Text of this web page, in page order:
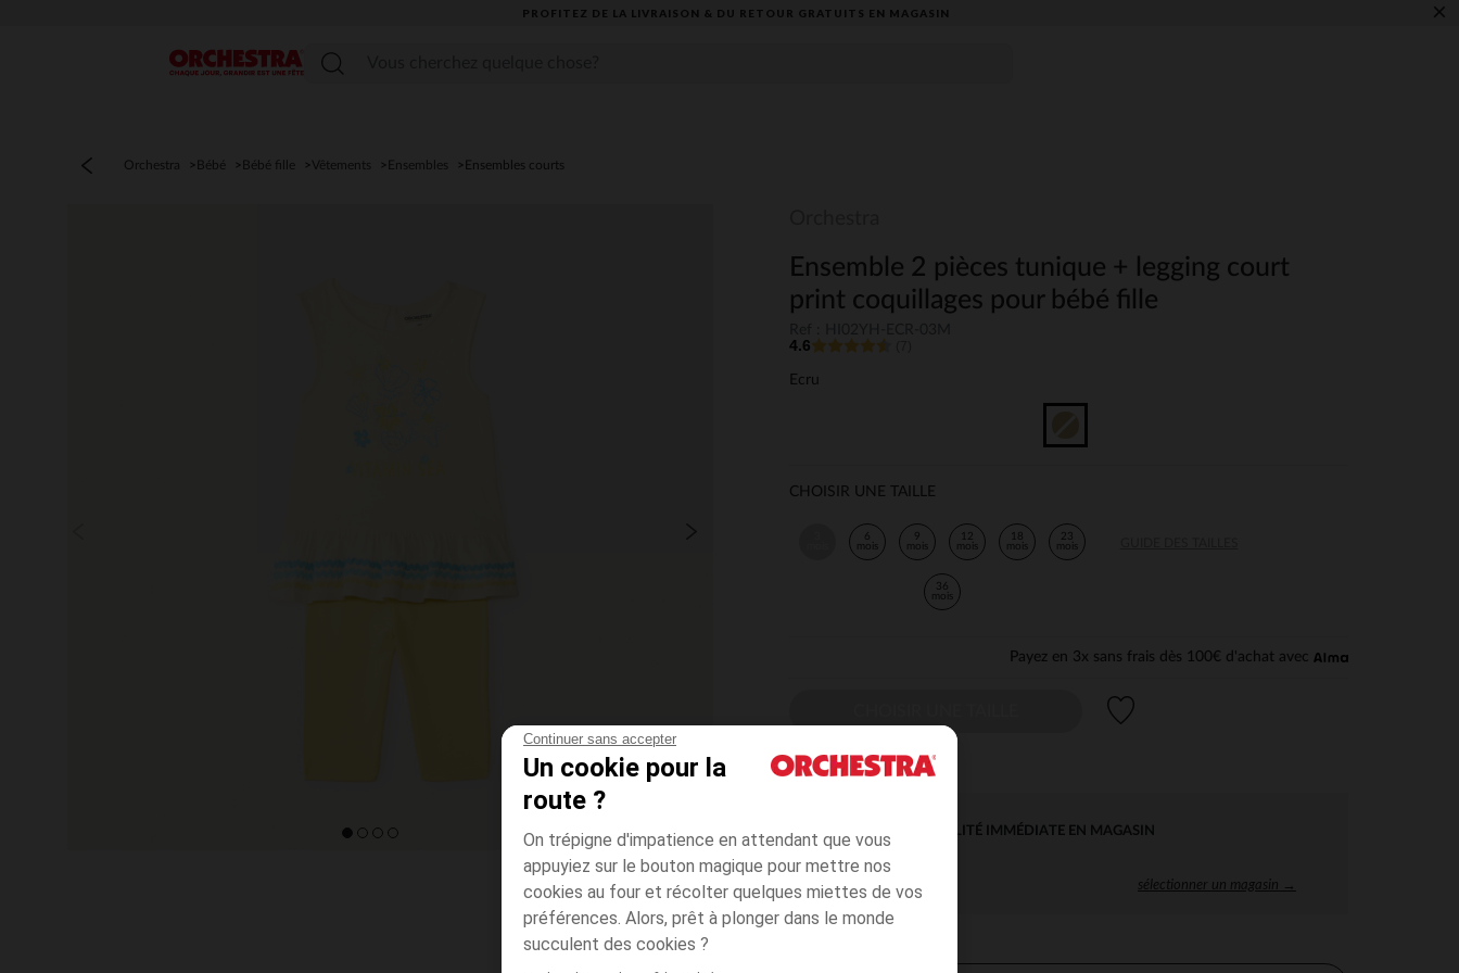
Continuer sans accepter
Un cookie pour la
route ?
On trépigne d'impatience en attendant que vous
appuyiez sur le bouton magique pour mettre nos
cookies au four et récolter quelques miettes de vos
préférences. Alors, prêt à plonger dans le monde
succulent des cookies ?
PROFITEZ DE LA LIVRAISON & DU RETOUR GRATUITS EN MAGASIN​ ×
Menu
Orchestra Bébé Bébé fille Vêtements Ensembles Ensembles courts
Ensemble 2 pièces tunique + legging court
print coquillages pour bébé fille
4.6
Ecru
CHOISIR UNE TAILLE
6
mois
9
mois
12
mois
18
mois
23
mois
36
mois
Payez en 3x sans frais dès 100€ d'achat avec
DISPONIBILITÉ IMMÉDIATE EN MAGASIN
sélectionner un magasin →